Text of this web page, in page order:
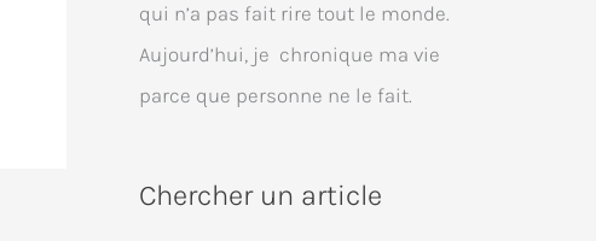
qui n’a pas fait rire tout le monde.
Aujourd’hui, je chronique ma vie
parce que personne ne le fait.
Chercher un article